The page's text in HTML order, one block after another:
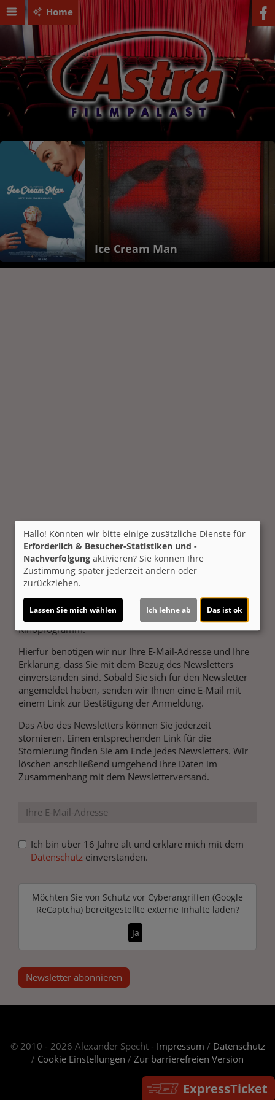
ExpressTicket
Home
Ice Cream Man
Newsletter
Wir informieren Sie regelmäßig über unser aktuelles
Kinoprogramm.
Hierfür benötigen wir nur Ihre E-Mail-Adresse und Ihre
Erklärung, dass Sie mit dem Bezug des Newsletters
einverstanden sind. Sobald Sie sich für den Newsletter
angemeldet haben, senden wir Ihnen eine E-Mail mit
einem Link zur Bestätigung der Anmeldung.
Das Abo des Newsletters können Sie jederzeit
stornieren. Einen entsprechenden Link für die
Stornierung finden Sie am Ende jedes Newsletters. Wir
löschen anschließend umgehend Ihre Daten im
Zusammenhang mit dem Newsletterversand.
Ich bin über 16 Jahre alt und erkläre mich mit dem
Datenschutz einverstanden.
Möchten Sie von Schutz vor Cyberangriffen (Google
ReCaptcha)bereitgestellte externe Inhalte laden?
Ja
Newsletter abonnieren
© 2010 - 2026 Alexander Specht - Impressum / Datenschutz
/ Cookie Einstellungen / Zur barrierefreien Version
Hallo! Könnten wir bitte einige zusätzliche Dienste für
Erforderlich & Besucher-Statistiken und -
Nachverfolgung aktivieren? Sie können Ihre
Zustimmung später jederzeit ändern oder
zurückziehen.
Lassen Sie mich wählen Ich lehne ab Das ist ok